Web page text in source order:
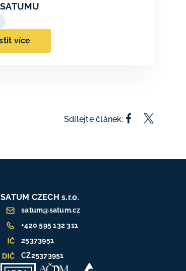
více
Sdílejte článek:
SATUM CZECH s.r.o.
satum@satum.cz
+420 595 132 311
25373951
CZ25373951